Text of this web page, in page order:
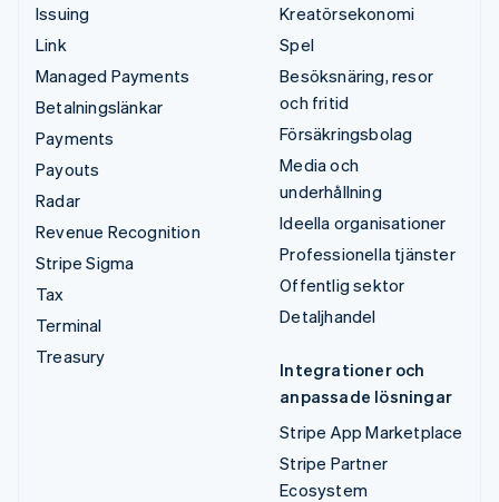
Issuing
Link
Managed Payments
Betalningslänkar
Payments
Payouts
Radar
Revenue Recognition
Stripe Sigma
Tax
Terminal
Treasury
Kreatörsekonomi
Spel
Besöksnäring, resor
och fritid
Försäkringsbolag
Media och
underhållning
Ideella organisationer
Professionella tjänster
Offentlig sektor
Detaljhandel
Integrationer och
anpassade lösningar
Stripe App Marketplace
Stripe Partner
Ecosystem